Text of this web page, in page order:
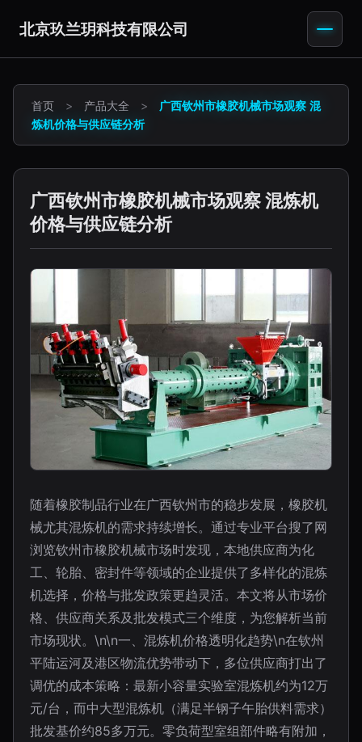
北京玖兰玥科技有限公司
首页 > 产品大全 >
广西钦州市橡胶机械市场观察 混
炼机价格与供应链分析
广西钦州市橡胶机械市场观察 混炼机
价格与供应链分析
随着橡胶制品行业在广西钦州市的稳步发展，橡胶机
械尤其混炼机的需求持续增长。通过专业平台搜了网
浏览钦州市橡胶机械市场时发现，本地供应商为化
工、轮胎、密封件等领域的企业提供了多样化的混炼
机选择，价格与批发政策更趋灵活。本文将从市场价
格、供应商关系及批发模式三个维度，为您解析当前
市场现状。\n\n一、混炼机价格透明化趋势\n在钦州
平陆运河及港区物流优势带动下，多位供应商打出了
调优的成本策略：最新小容量实验室混炼机约为12万
元/台，而中大型混炼机（满足半钢子午胎供料需求）
批发基价约85多万元。零负荷型室组部件略有附加，